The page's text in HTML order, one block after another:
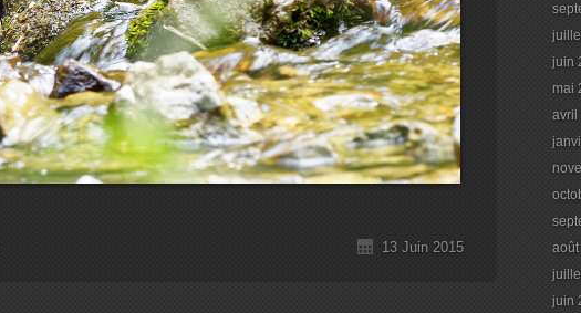
13 Juin 2015
juin
mai
avril
juin